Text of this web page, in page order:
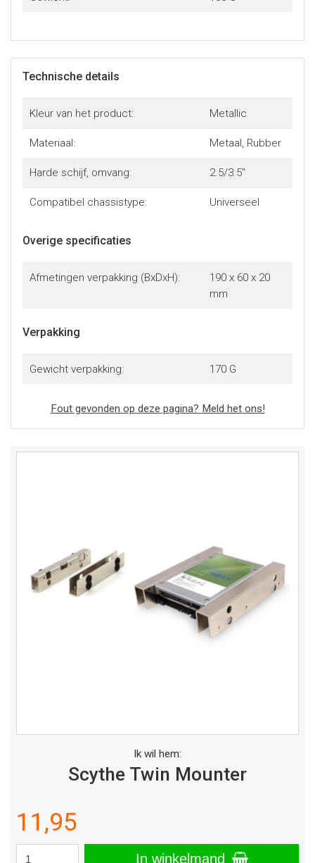
Technische details
Kleur van het product: Metallic
Materiaal: Metaal, Rubber
Harde schijf, omvang: 2.5/3.5"
Compatibel chassistype: Universeel
Overige specificaties
Afmetingen verpakking (BxDxH):
190 x 60 x 20
mm
Verpakking
Gewicht verpakking: 170 G
Fout gevonden op deze pagina? Meld het ons!
Ik wil hem:
Scythe Twin Mounter
11,95
In winkelmand